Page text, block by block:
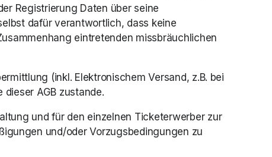
Registrierung Daten über seine
dafür verantwortlich, dass keine
eintretenden missbräuchlichen
(inkl. Elektronischem Versand, z.B. bei
AGB zustande.
und für den einzelnen Ticketerwerber zur
und/oder Vorzugsbedingungen zu